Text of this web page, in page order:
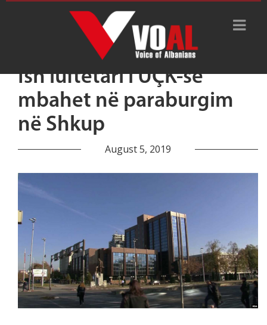
Ish luftëtari i UÇK-së
mbahet në paraburgim
në Shkup
August 5, 2019